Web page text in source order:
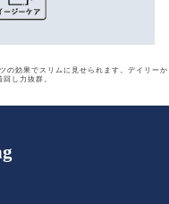
の効果でスリムに見せられます。 デイリー
し力抜群。